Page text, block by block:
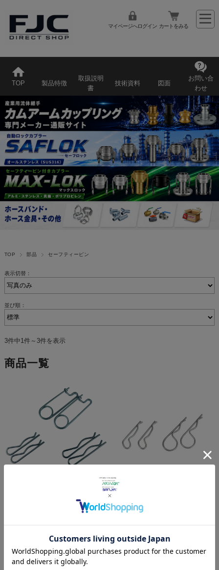
マイページへログイン カートをみる
TOP 製品特徴
取扱説明
書
技術資料 図面
お問い合
わせ
TOP 部品 セーフティーピン
表示切替：
並び順：
3件中1件～3件を表示
商品一覧
価格: ¥363(本体 ¥330、税 ¥33)
～
在庫を確認する
ーフティピン（2本組）
価格: ¥209(本体 ¥190、税 ¥19)
在庫を確認する